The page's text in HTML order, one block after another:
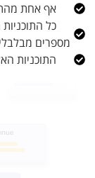
אף אחת
כל התוכניות
מספרים
התוכניות